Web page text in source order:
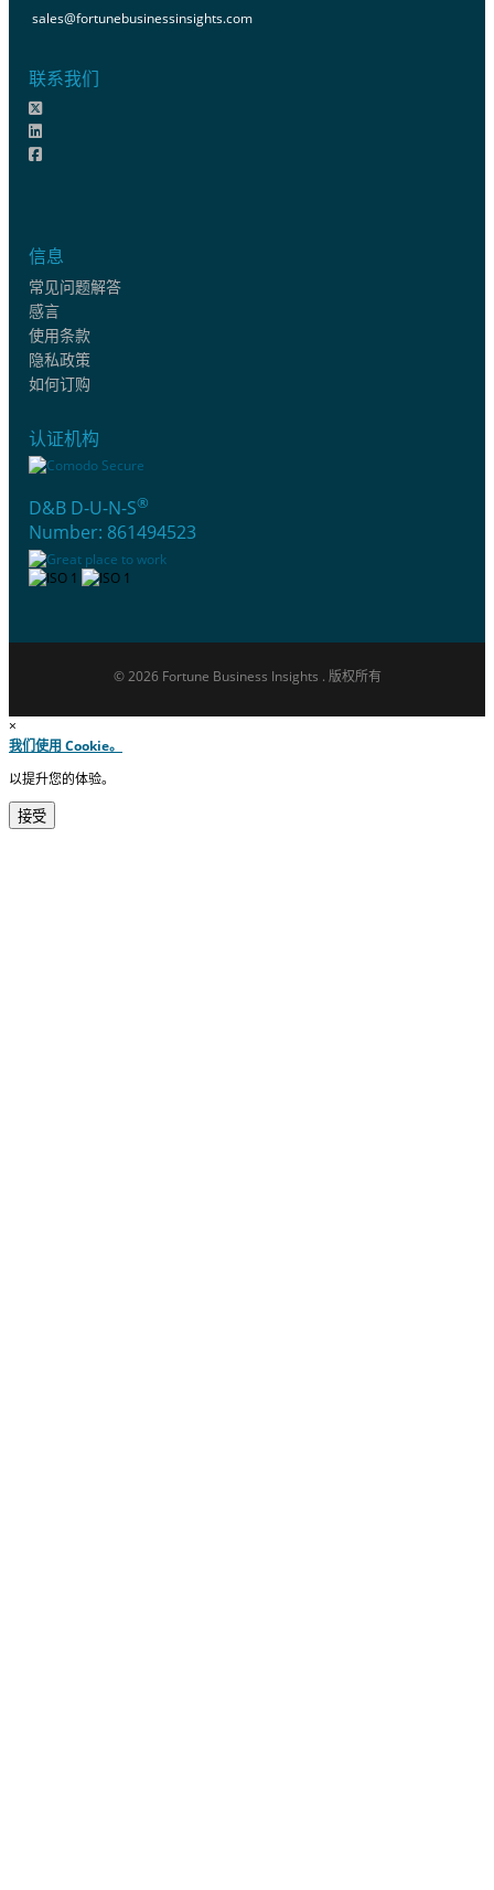
sales@fortunebusinessinsights.com
联系我们
信息
常见问题解答
感言
使用条款
隐私政策
如何订购
认证机构
D&B D-U-N-S®
Number: 861494523
© 2026 Fortune Business Insights . 版权所有
×
我们使用 Cookie。
以提升您的体验。
接受